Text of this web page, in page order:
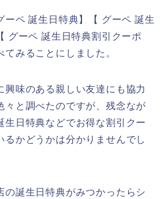
ーペ 誕生日特典】【 グーペ 誕生
グーペ 誕生日特典割引クーポ
みることにしました。
興味のある親しい友達にも協力
々と調べたのですが、残念なが
生日特典などでお得な割引クー
るかどうかは分かりませんでし
の誕生日特典がみつかったらシ